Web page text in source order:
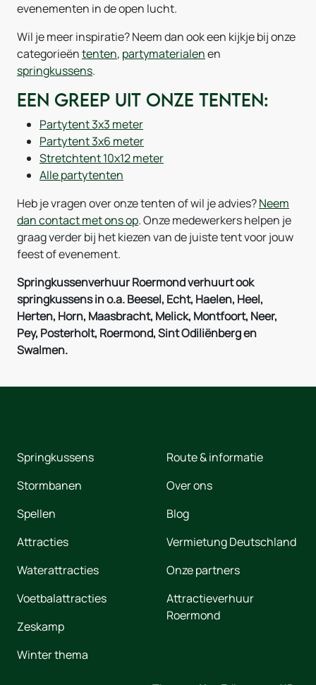
evenementen in de open lucht.
Wil je meer inspiratie? Neem dan ook een kijkje bij onze
categorieëntenten, partymaterialenen
springkussens.
Een greep uit onze tenten:
Partytent 3x3 meter
Partytent 3x6 meter
Stretchtent 10x12 meter
Alle partytenten
Heb je vragen over onze tenten of wil je advies?Neem
dan contact met ons op. Onze medewerkers helpen je
graag verder bij het kiezen van de juiste tent voor jouw
feest of evenement.
Springkussenverhuur Roermond verhuurt ook
springkussens in o.a. Beesel, Echt, Haelen, Heel,
Herten, Horn, Maasbracht, Melick, Montfoort, Neer,
Pey, Posterholt, Roermond, Sint Odiliënberg en
Swalmen.
Springkussens
Stormbanen
Spellen
Attracties
Waterattracties
Voetbalattracties
Zeskamp
Winter thema
Route & informatie
Over ons
Blog
Vermietung Deutschland
Onze partners
Attractieverhuur
Roermond